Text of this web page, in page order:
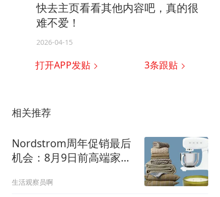
快去主页看看其他内容吧，真的很
难不爱！
2026-04-15
打开APP发贴 3条跟贴
相关推荐
Nordstrom周年促销最后
机会：8月9日前高端家居
生活观察员啊